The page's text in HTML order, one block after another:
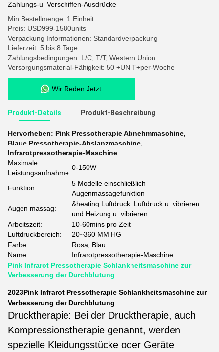
Zahlungs-u. Verschiffen-Ausdrücke
Min Bestellmenge: 1 Einheit
Preis: USD999-1580units
Verpackung Informationen: Standardverpackung
Lieferzeit: 5 bis 8 Tage
Zahlungsbedingungen: L/C, T/T, Western Union
Versorgungsmaterial-Fähigkeit: 50 +UNIT+per-Woche
Wir Reden Jetzt.
Produkt-Details Produkt-Beschreibung
Hervorheben: Pink Pressotherapie Abnehmmaschine,
Blaue Pressotherapie-Abslanzmaschine,
Infrarotpressotherapie-Maschine
Maximale
Leistungsaufnahme:
0-150W
Funktion:
5 Modelle einschließlich
Augenmassagefunktion
Augen massag:
&heating Luftdruck; Luftdruck u. vibrieren
und Heizung u. vibrieren
Arbeitszeit:
10-60mins pro Zeit
Luftdruckbereich:
20~360 MM HG
Farbe:
Rosa, Blau
Name:
Infrarotpressotherapie-Maschine
Pink Infrarot Pressotherapie Schlankheitsmaschine zur
Verbesserung der Durchblutung
2023Pink Infrarot Pressotherapie Schlankheitsmaschine zur
Verbesserung der Durchblutung
Drucktherapie: Bei der Drucktherapie, auch
Kompressionstherapie genannt, werden
spezielle Kleidungsstücke oder Geräte